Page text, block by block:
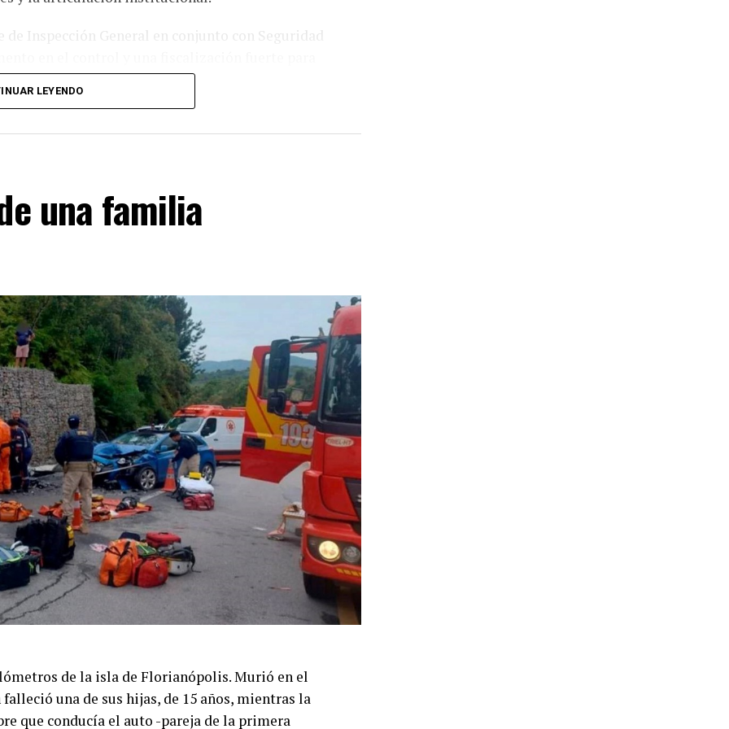
Inspección General en conjunto con Seguridad
para los residentes”, señaló en diálogo
los eventos masivos realizados en la
concurrencia aumentó un 13% en comparación
el período que va de 2024 a 2026, el
la nocturnidad, los controles y las tareas de
de distintos organismos en los operativos
turística. “Tuvimos un gran
Tránsito e Inspección, todos trabajando
mayores dificultades”, explicó.
previas a los grandes eventos, que
“Hay un trabajo de mesas de coordinación que
los productores de eventos, con el Ministerio
Son encuentros que se realizan de manera
la tarea”, afirmó.
habituales del verano: los ruidos
explicó que se intensificaron los controles
reuniones nocturnas.
trabajan y quienes vienen a divertirse. Por eso
LEYENDO
una familia
de la isla de Florianópolis. Murió en el
una de sus hijas, de 15 años, mientras la
que conducía el auto -pareja de la primera